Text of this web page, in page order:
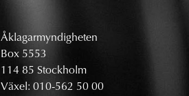
Åklagarmyndigheten
Box 5553
114 85 Stockholm
Växel: 010-562 50 00